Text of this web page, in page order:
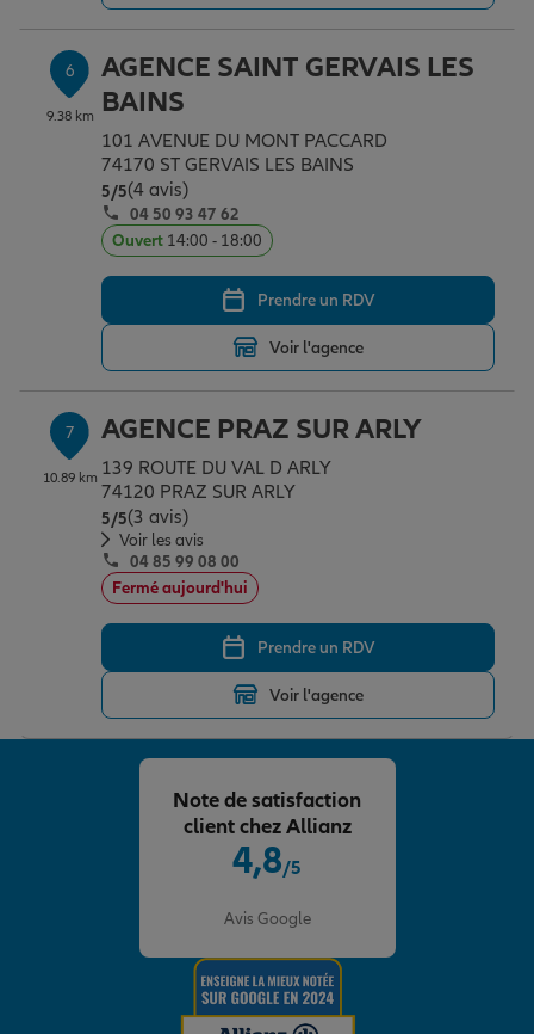
6
9.38 km
AGENCE SAINT GERVAIS LES
BAINS
101 AVENUE DU MONT PACCARD
74170 ST GERVAIS LES BAINS
5/5Note de 5 sur 5
(4 avis)
04 50 93 47 62
Ouvert 14:00 - 18:00
Prendre un RDV
Voir l'agence
7
10.89 km
AGENCE PRAZ SUR ARLY
139 ROUTE DU VAL D ARLY
74120 PRAZ SUR ARLY
5/5Note de 5 sur 5
(3 avis)
Voir les avis
04 85 99 08 00
Fermé aujourd'hui
Prendre un RDV
Voir l'agence
4,8/5
Avis Google
Note de satisfaction
client chez Allianz